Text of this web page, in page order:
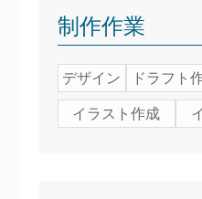
制作作業
デザイン ドラフト
イラスト作成